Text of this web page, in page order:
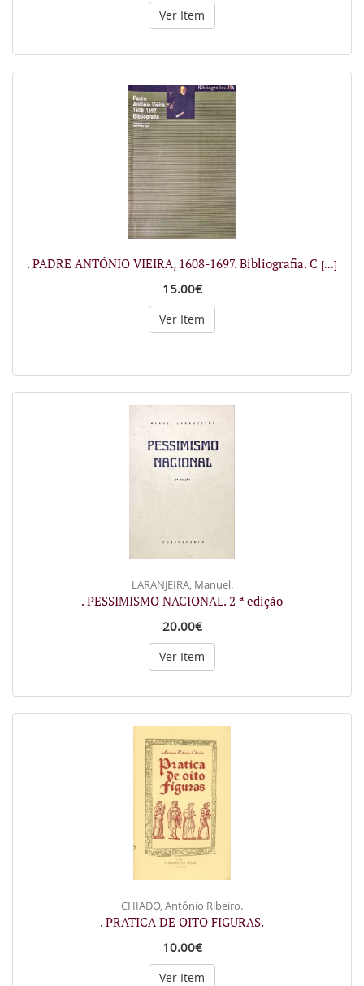
Ver Item
. PADRE ANTÓNIO VIEIRA, 1608-1697. Bibliografia. C [...]
15.00€
Ver Item
LARANJEIRA, Manuel.
. PESSIMISMO NACIONAL. 2 ª edição
20.00€
Ver Item
CHIADO, António Ribeiro.
. PRATICA DE OITO FIGURAS.
10.00€
Ver Item